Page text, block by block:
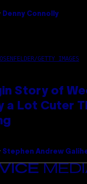
Denny Connolly
GETTY IMAGES
Story of
a Lot Cuter
Stephen Andrew